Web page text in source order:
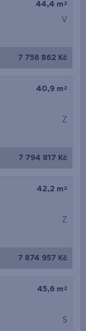
44,4 m 2
V
7 756 862 Kč
40,9 m 2
Z
7 794 817 Kč
42,2 m 2
Z
7 874 957 Kč
45,6 m 2
S